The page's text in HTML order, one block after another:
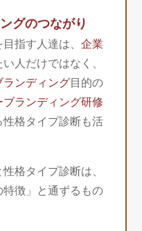
グのつながり
目指す人達は、企業
人だけではなく、
ンディング目的の
ブランディング研修
格タイプ診断も活
性格タイプ診断は、
特徴」と通ずるもの